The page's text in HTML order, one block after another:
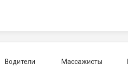
Водители Массажисты